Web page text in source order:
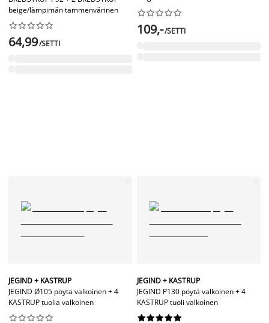
beige/lämpimän tammenvärinen






64,99/SETTI






109,-/SETTI
JEGIND + KASTRUP
JEGIND Ø105 pöytä valkoinen + 4
KASTRUP tuolia valkoinen






JEGIND + KASTRUP
JEGIND P130 pöytä valkoinen + 4
KASTRUP tuoli valkoinen





